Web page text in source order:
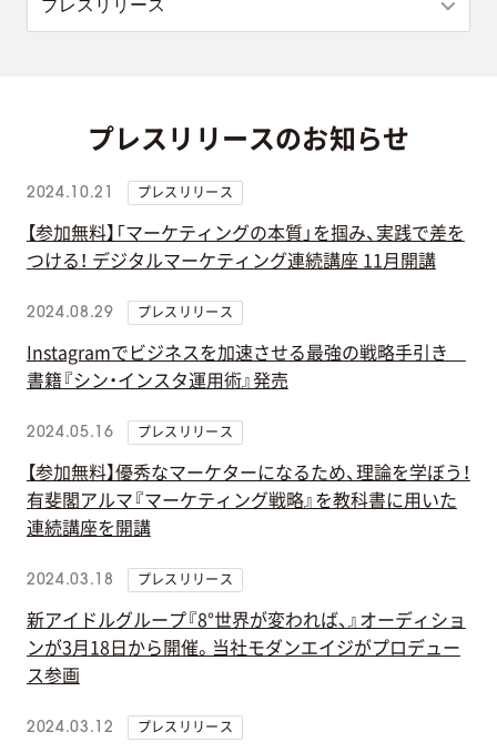
プレスリリースのお知らせ
2024.10.21 プレスリリース
【参加無料】「マーケティングの本質」を掴み、実践で差を
つける！ デジタルマーケティング連続講座 11月開講
2024.08.29 プレスリリース
Instagramでビジネスを加速させる最強の戦略手引き
書籍『シン・インスタ運用術』発売
2024.05.16 プレスリリース
【参加無料】優秀なマーケターになるため、理論を学ぼう！
有斐閣アルマ『マーケティング戦略』を教科書に用いた
連続講座を開講
2024.03.18 プレスリリース
新アイドルグループ『8°世界が変われば、』オーディショ
ンが3月18日から開催。当社モダンエイジがプロデュー
ス参画
2024.03.12 プレスリリース